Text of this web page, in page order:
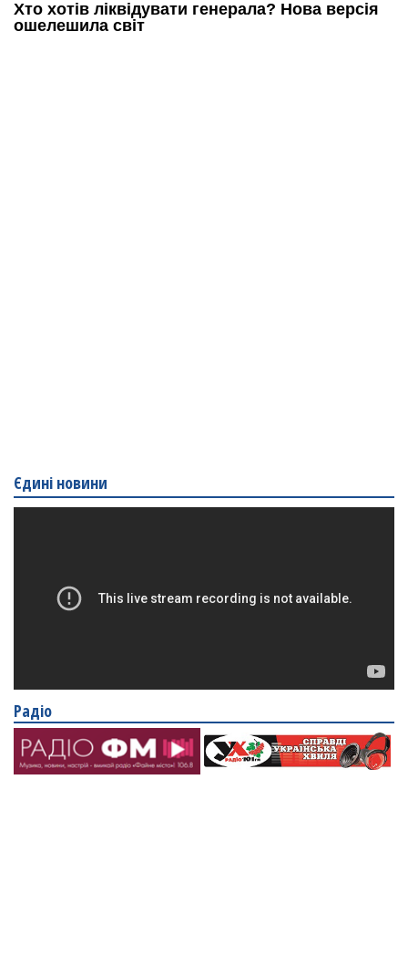
Єдині новини
Радіо